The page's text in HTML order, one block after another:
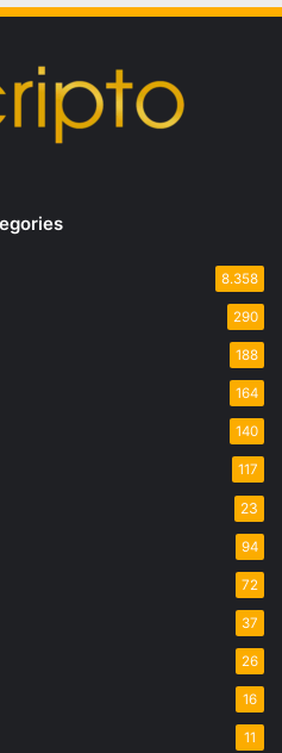
8.358
290
188
164
140
117
23
94
72
37
26
16
11